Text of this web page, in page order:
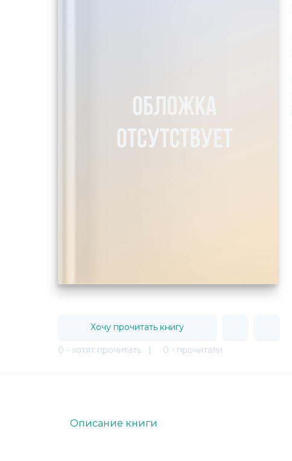
Хочу прочитать книгу
0 - хотят прочитать | 0 - прочитали
Описание книги